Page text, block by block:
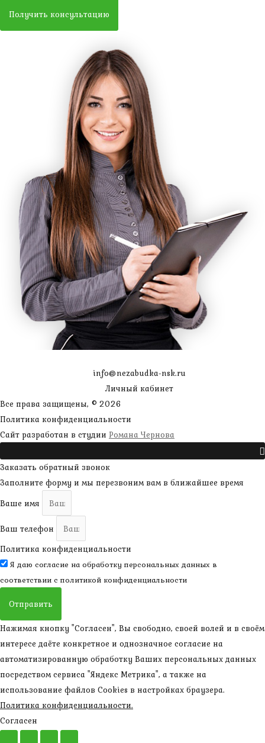
Получить консультацию
info@nezabudka-nsk.ru
Личный кабинет
Все права защищены, © 2026
Политика конфиденциальности
Сайт разработан в студии Романа Чернова
Заказать обратный звонок
Заполните форму и мы перезвоним вам в ближайшее время
Ваше имя
Ваш телефон
Политика конфиденциальности
Я даю согласие на обработку персональных данных в
соответствии с политикой конфиденциальности
Отправить
Нажимая кнопку "Согласен", Вы свободно, своей волей и в своём
интересе даёте конкретное и однозначное согласие на
автоматизированную обработку Ваших персональных данных
посредством сервиса "Яндекс Метрика", а также на
использование файлов Cookies в настройках браузера.
Политика конфиденциальности.
Согласен